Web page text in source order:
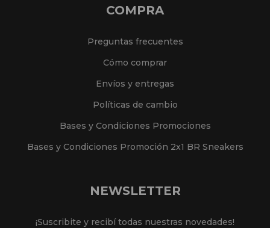
COMPRA
Preguntas frecuentes
Cómo comprar
Envíos y entregas
Políticas de cambio
Bases y Condiciones Promociones
Bases y Condiciones Promoción 2x1 BR Sneakers
NEWSLETTER
¡Suscribite y recibí todas nuestras novedades!